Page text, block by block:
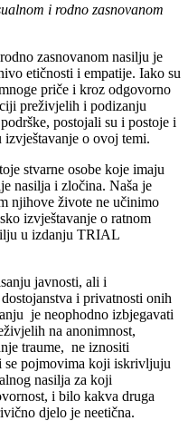
i rodno zasnovanom
zasnovanom nasilju je
etičnosti i empatije. Iako su
priče i kroz odgovorno
preživjelih i podizanju
postojali su i postoje i
o ovoj temi.
stvarne osobe koje imaju
nasilja i zločina. Naša je
njihove živote ne učinimo
izvještavanje o ratnom
u izdanju TRIAL
javnosti, ali i
i privatnosti onih
je neophodno izbjegavati
na anonimnost,
traume, ne iznositi
se pojmovima koji iskrivljuju
nasilja za koji
i bilo kakva druga
djelo je neetična.